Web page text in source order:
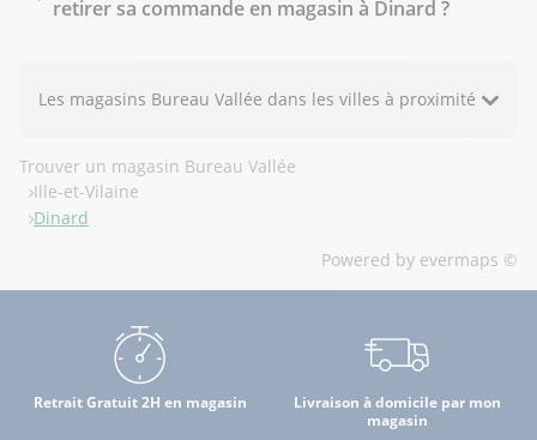
retirer sa commande en magasin à Dinard ?
Les magasins Bureau Vallée dans les villes à proximité
Trouver un magasin Bureau Vallée
Ille-et-Vilaine
Dinard
Powered by evermaps ©
Retrait Gratuit 2H en magasin
Livraison à domicile par mon
magasin